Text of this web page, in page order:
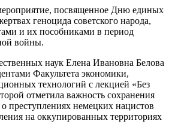
посвященное Дню единых
геноцида советского народа,
и их пособниками в период
войны.
наук Елена Ивановна Белова
Факультета экономики,
технологий с лекцией «Без
отметила важность сохранения
преступлениях немецких нацистов
на оккупированных территориях